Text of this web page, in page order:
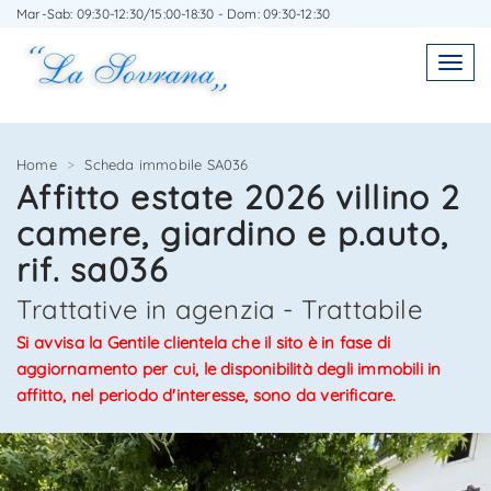
Mar-Sab: 09:30-12:30/15:00-18:30 - Dom: 09:30-12:30
Toggle
Home Scheda immobile SA036
Affitto estate 2026 villino 2
camere, giardino e p.auto,
rif. sa036
Trattative in agenzia - Trattabile
Si avvisa la Gentile clientela che il sito è in fase di
aggiornamento per cui, le disponibilità degli immobili in
affitto, nel periodo d'interesse, sono da verificare.
3/11
4/11
5/11
6/11
7/11
8/11
9/11
10/11
11/11
SCRIVICI SENZA IMPEGNO
Agenzia Immobiliare La Sovrana
SEGNALA L'IMMOBILE AD UN AMICO
Agenzia Immobiliare La Sovrana